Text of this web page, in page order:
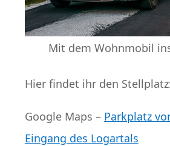
Mit dem Wohnmobil
Hier findet ihr den
Google Maps – Parkplatz
Eingang des Logartals